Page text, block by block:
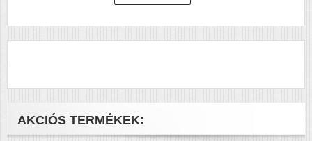
AKCIÓS TERMÉKEK: